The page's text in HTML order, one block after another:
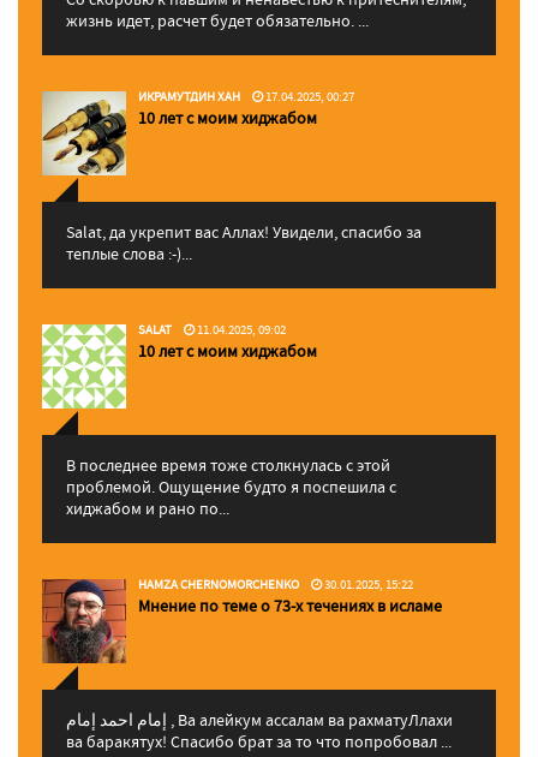
жизнь идет, расчет будет обязательно. ...
ИКРАМУТДИН ХАН 17.04.2025, 00:27
10 лет с моим хиджабом
Salat, да укрепит вас Аллаx! Увидели, спасибо за
теплые слова :-)...
SALAT 11.04.2025, 09:02
10 лет с моим хиджабом
В последнее время тоже столкнулась с этой
проблемой. Ощущение будто я поспешила с
хиджабом и рано по...
HAMZA CHERNOMORCHENKO 30.01.2025, 15:22
Мнение по теме о 73-х течениях в исламе
إمام احمد إمام , Ва алейкум ассалам ва рахматуЛлахи
ва баракятух! Спасибо брат за то что попробовал ...